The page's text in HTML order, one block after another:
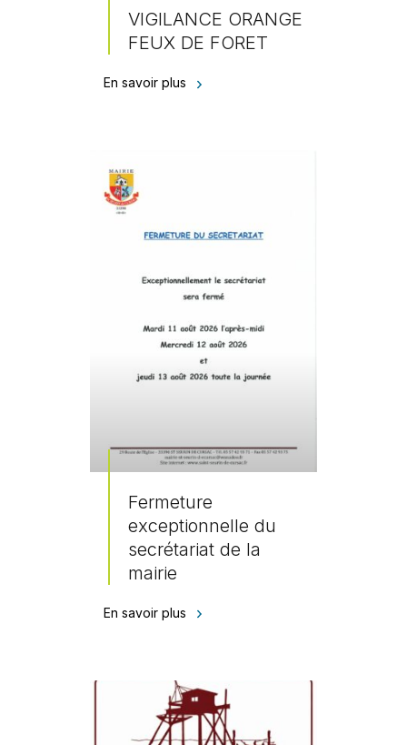
VIGILANCE ORANGE
FEUX DE FORET
En savoir plus
Fermeture
exceptionnelle du
secrétariat de la
mairie
En savoir plus